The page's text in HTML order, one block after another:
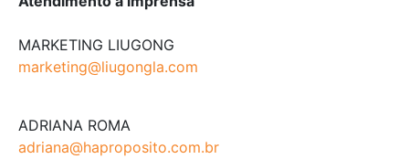
MARKETING LIUGONG
marketing@liugongla.com
ADRIANA ROMA
adriana@haproposito.com.br